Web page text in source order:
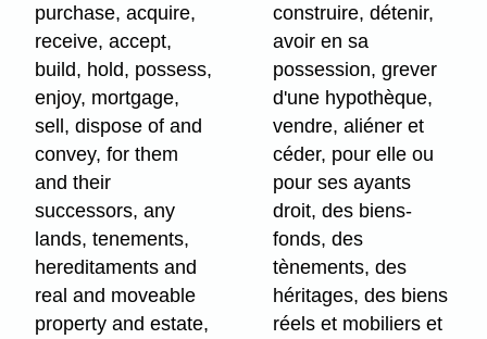
purchase, acquire,
receive, accept,
build, hold, possess,
enjoy, mortgage,
sell, dispose of and
convey, for them
and their
successors, any
lands, tenements,
hereditaments and
real and moveable
property and estate,
construire, détenir,
avoir en sa
possession, grever
d'une hypothèque,
vendre, aliéner et
céder, pour elle ou
pour ses ayants
droit, des biens-
fonds, des
tènements, des
héritages, des biens
réels et mobiliers et